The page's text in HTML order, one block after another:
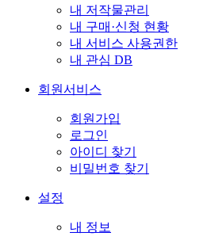
내 저작물관리
내 구매·신청 현황
내 서비스 사용권한
내 관심 DB
회원서비스
회원가입
로그인
아이디 찾기
비밀번호 찾기
설정
내 정보